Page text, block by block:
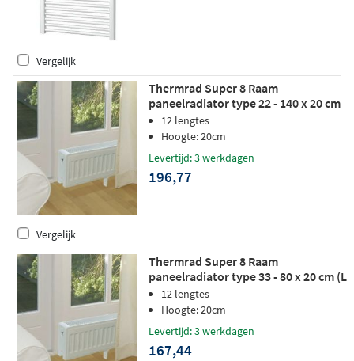
Vergelijk
Thermrad Super 8 Raam
paneelradiator type 22 - 140 x 20 cm
(L x H)
12 lengtes
Hoogte: 20cm
Levertijd: 3 werkdagen
196,77
Vergelijk
Thermrad Super 8 Raam
paneelradiator type 33 - 80 x 20 cm (L
x H)12 lengtes
Hoogte: 20cm
Levertijd: 3 werkdagen
167,44